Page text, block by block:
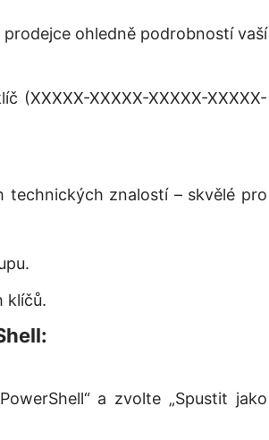
ohledně podrobností vaší
XXXXX-XXXXX-XXXXX-
technických znalostí – skvělé pro
klíčů.
a zvolte „Spustit jako